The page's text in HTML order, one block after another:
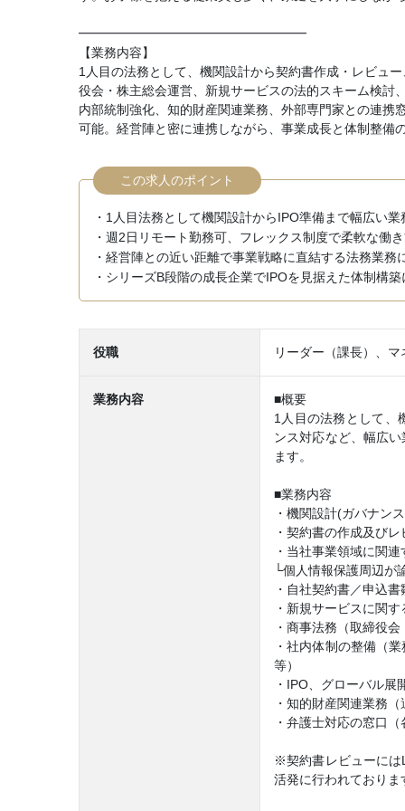
━━━━━━━━━━━━━━━━━━
【業務内容】
1人目の法務として、機関設計から契約書作成・レビュ
役会・株主総会運営、新規サービスの法的スキーム検討
内部統制強化、知的財産関連業務、外部専門家との連
可能。経営陣と密に連携しながら、事業成長と体制整備
この求人のポイント
・1人目法務として機関設計からIPO準備まで幅広い
・週2日リモート勤務可、フレックス制度で柔軟な働
・経営陣との近い距離で事業戦略に直結する法務業務
・シリーズB段階の成長企業でIPOを見据えた体制構
役職 リーダー（課長）、
業務内容
■概要
1人目の法務として、
ンス対応など、幅広
ます。
■業務内容
・機関設計(ガバナン
・契約書の作成及びレ
・当社事業領域に関
└個人情報保護周辺が
・自社契約書／申込
・新規サービスに関
・商事法務（取締役
・社内体制の整備（
等）
・IPO、グローバル
・知的財産関連業務
・弁護士対応の窓口
※契約書レビューには
活発に行われておりま